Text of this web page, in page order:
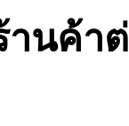
นค้าต่